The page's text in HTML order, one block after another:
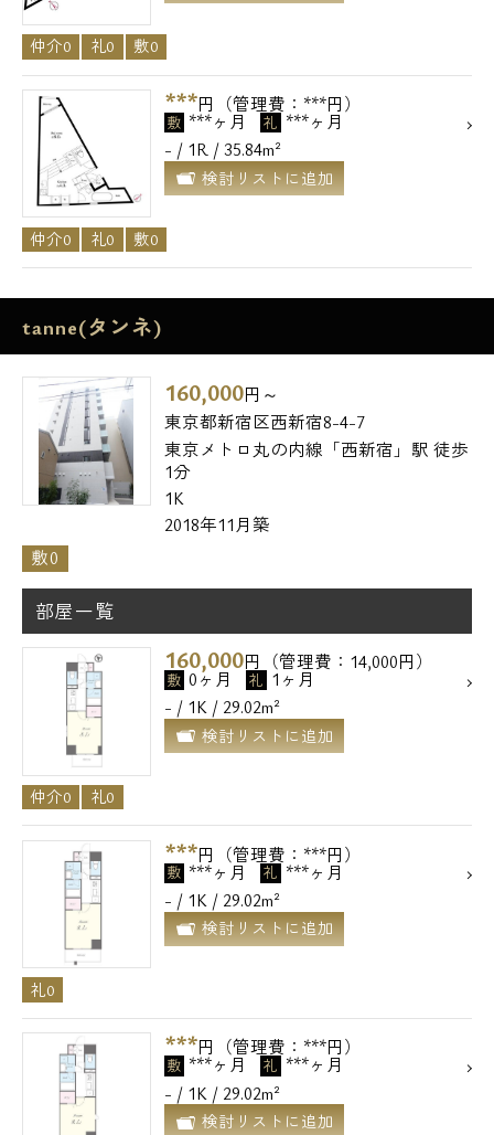
仲介0 礼0 敷0
***円（管理費：***円）
敷 ***ヶ月 礼 ***ヶ月
- / 1R / 35.84m²
検討リストに追加
仲介0 礼0 敷0
tanne(タンネ)
160,000円～
東京都新宿区西新宿8-4-7
東京メトロ丸の内線「西新宿」駅 徒歩
1分
1K
2018年11月築
敷0
部屋一覧
160,000円（管理費：14,000円）
敷 0ヶ月 礼 1ヶ月
- / 1K / 29.02m²
検討リストに追加
仲介0 礼0
***円（管理費：***円）
敷 ***ヶ月 礼 ***ヶ月
- / 1K / 29.02m²
検討リストに追加
礼0
***円（管理費：***円）
敷 ***ヶ月 礼 ***ヶ月
- / 1K / 29.02m²
検討リストに追加